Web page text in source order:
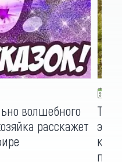
волшебного
расскажет